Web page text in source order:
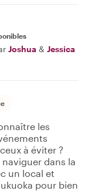
Joshua & Jessica
les
à éviter ?
dans la
un local et
pour bien